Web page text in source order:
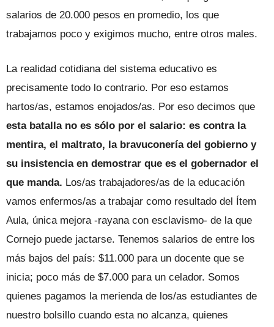
salarios de 20.000 pesos en promedio, los que
trabajamos poco y exigimos mucho, entre otros males.
La realidad cotidiana del sistema educativo es
precisamente todo lo contrario. Por eso estamos
hartos/as, estamos enojados/as. Por eso decimos que
esta batalla no es sólo por el salario: es contra la
mentira, el maltrato, la bravuconería del gobierno y
su insistencia en demostrar que es el gobernador el
que manda. Los/as trabajadores/as de la educación
vamos enfermos/as a trabajar como resultado del Ítem
Aula, única mejora -rayana con esclavismo- de la que
Cornejo puede jactarse. Tenemos salarios de entre los
más bajos del país: $11.000 para un docente que se
inicia; poco más de $7.000 para un celador. Somos
quienes pagamos la merienda de los/as estudiantes de
nuestro bolsillo cuando esta no alcanza, quienes